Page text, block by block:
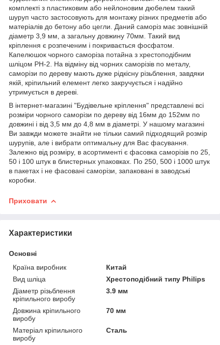
комплекті з пластиковим або нейлоновим дюбелем такий
шуруп часто застосовують для монтажу різних предметів або
матеріалів до бетону або цегли. Даний саморіз має зовнішній
діаметр 3,9 мм, а загальну довжину 70мм. Такий вид
кріплення є розпеченим і покривається фосфатом.
Капелюшок чорного саморіза потайна з хрестоподібним
шліцом РН-2. На відміну від чорних саморізів по металу,
саморізи по дереву мають дуже рідкісну різьблення, завдяки
якій, кріпильний елемент легко закручується і надійно
утримується в дереві.
В інтернет-магазині "Будівельне кріплення" представлені всі
розміри чорного саморізи по дереву від 16мм до 152мм по
довжині і від 3,5 мм до 4,8 мм в діаметрі. У нашому магазині
Ви завжди можете знайти не тільки самий підходящий розмір
шурупів, але і вибрати оптимальну для Вас фасування.
Залежно від розміру, в асортименті є фасовка саморізів по 25,
50 і 100 штук в блистерных упаковках. По 250, 500 і 1000 штук
в пакетах і не фасовані саморізи, запаковані в заводські
коробки.
Приховати
Характеристики
Основні
Країна виробник
Китай
Вид шліца
Хрестоподібний типу Philips
Діаметр різьблення
кріпильного виробу
3.9 мм
Довжина кріпильного
виробу
70 мм
Матеріал кріпильного
виробу
Сталь